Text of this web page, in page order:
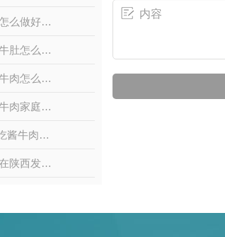
酱牛筋怎么做好吃？
你知道牛肚怎么洗怎么去腥吗？
陕西酱牛肉怎么做好吃？
陕西酱牛肉家庭版怎么做才好吃？
**可以吃酱牛肉吗？
考古队在陕西发现“战国牛肉”，..看后却说：立刻戒严